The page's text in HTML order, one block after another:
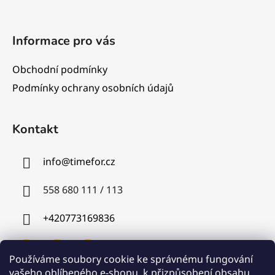
Používáme soubory cookie ke správnému fungování
Informace pro vás
Obchodní podmínky
Podmínky ochrany osobních údajů
Kontakt
info@timefor.cz
558 680 111 / 113
+420773169836